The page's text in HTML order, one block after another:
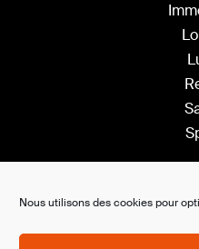
Nous utilisons des cookies pour